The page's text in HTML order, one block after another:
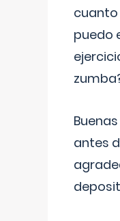
puedo
antes